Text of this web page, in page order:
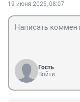
19 июня 2025, 08:07
Гость
Войти